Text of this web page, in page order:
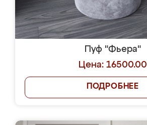
Пуф "Фьера"
Цена: 16500.00
ПОДРОБНЕЕ